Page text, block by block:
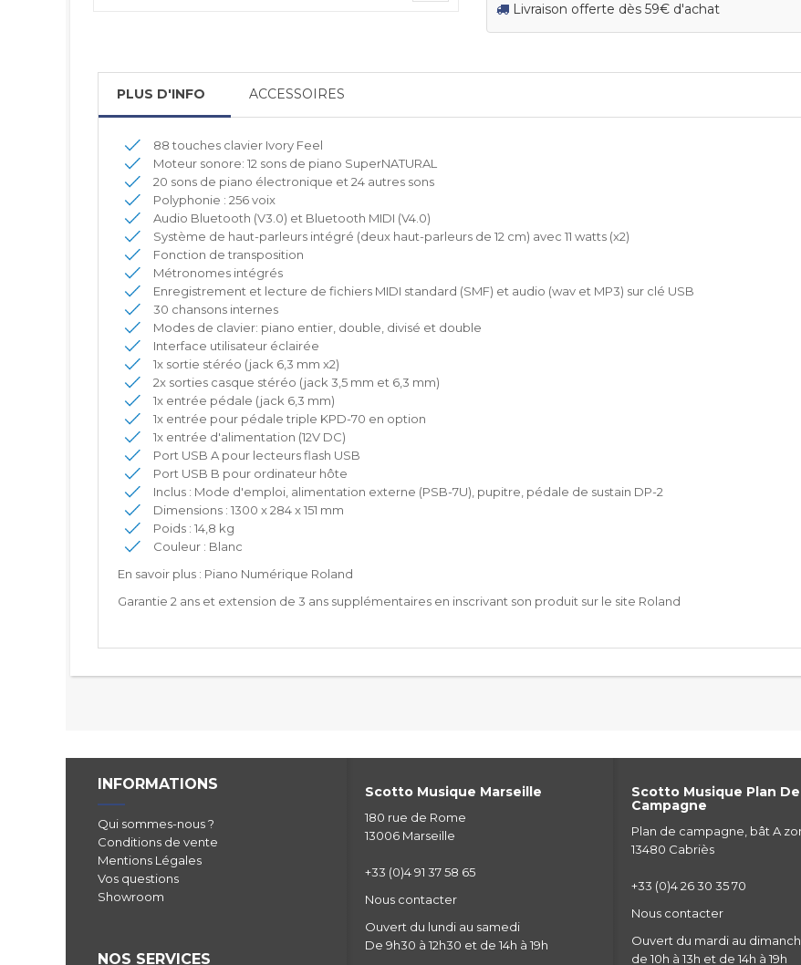
Livraison offerte dès 59€ d'achat
PLUS D'INFO ACCESSOIRES
88 touches clavier Ivory Feel
Moteur sonore: 12 sons de piano SuperNATURAL
20 sons de piano électronique et 24 autres sons
Polyphonie : 256 voix
Audio Bluetooth (V3.0) et Bluetooth MIDI (V4.0)
Système de haut-parleurs intégré (deux haut-parleurs de 12 cm) avec 11 watts (x2)
Fonction de transposition
Métronomes intégrés
Enregistrement et lecture de fichiers MIDI standard (SMF) et audio (wav et MP3) sur clé USB
30 chansons internes
Modes de clavier: piano entier, double, divisé et double
Interface utilisateur éclairée
1x sortie stéréo (jack 6,3 mm x2)
2x sorties casque stéréo (jack 3,5 mm et 6,3 mm)
1x entrée pédale (jack 6,3 mm)
1x entrée pour pédale triple KPD-70 en option
1x entrée d'alimentation (12V DC)
Port USB A pour lecteurs flash USB
Port USB B pour ordinateur hôte
Inclus : Mode d'emploi, alimentation externe (PSB-7U), pupitre, pédale de sustain DP-2
Dimensions : 1300 x 284 x 151 mm
Poids : 14,8 kg
Couleur : Blanc
En savoir plus : Piano Numérique Roland
Garantie 2 ans et extension de 3 ans supplémentaires en inscrivant son produit sur le site Roland
INFORMATIONS
Qui sommes-nous ?
Conditions de vente
Mentions Légales
Vos questions
Showroom
NOS SERVICES
Scotto Musique Marseille
180 rue de Rome
13006 Marseille
+33 (0)4 91 37 58 65
Nous contacter
Ouvert du lundi au samedi
De 9h30 à 12h30 et de 14h à 19h
Scotto Musique Plan De
Campagne
Plan de campagne, bât A
13480 Cabriès
+33 (0)4 26 30 35 70
Nous contacter
Ouvert du mardi au
de 10h à 13h et de 14h à 19h